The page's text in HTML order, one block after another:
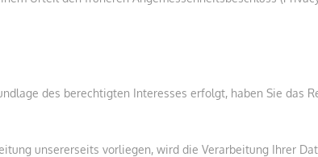
des berechtigten Interesses erfolgt, haben Sie das
unsererseits vorliegen, wird die Verarbeitung Ihrer